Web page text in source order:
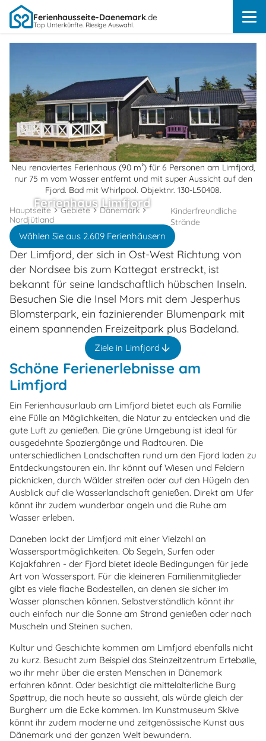
Ferienhausseite-Daenemark.de
Top Unterkünfte. Riesige Auswahl.
Neu renoviertes Ferienhaus (90 m²) für 6 Personen am Limfjord,
nur 75 m vom Wasser entfernt und mit super Aussicht auf den
Fjord. Bad mit Whirlpool. Objektnr. 130-L50408.
Ferienhaus Limfjord
Wählen Sie aus 2.609 Ferienhäusern
Hauptseite Gebiete
Dänemark
Nordjütland
Kinderfreundliche
Strände
Der Limfjord, der sich in Ost-West Richtung von
der Nordsee bis zum Kattegat erstreckt, ist
bekannt für seine landschaftlich hübschen Inseln.
Besuchen Sie die Insel Mors mit dem Jesperhus
Blomsterpark, ein fazinierender Blumenpark mit
einem spannenden Freizeitpark plus Badeland.
Ziele in Limfjord
Schöne Ferienerlebnisse am
Limfjord
Ein Ferienhausurlaub am Limfjord bietet euch als Familie
eine Fülle an Möglichkeiten, die Natur zu entdecken und die
gute Luft zu genießen. Die grüne Umgebung ist ideal für
ausgedehnte Spaziergänge und Radtouren. Die
unterschiedlichen Landschaften rund um den Fjord laden zu
Entdeckungstouren ein. Ihr könnt auf Wiesen und Feldern
picknicken, durch Wälder streifen oder auf den Hügeln den
Ausblick auf die Wasserlandschaft genießen. Direkt am Ufer
könnt ihr zudem wunderbar angeln und die Ruhe am
Wasser erleben.
Daneben lockt der Limfjord mit einer Vielzahl an
Wassersportmöglichkeiten. Ob Segeln, Surfen oder
Kajakfahren - der Fjord bietet ideale Bedingungen für jede
Art von Wassersport. Für die kleineren Familienmitglieder
gibt es viele flache Badestellen, an denen sie sicher im
Wasser planschen können. Selbstverständlich könnt ihr
auch einfach nur die Sonne am Strand genießen oder nach
Muscheln und Steinen suchen.
Kultur und Geschichte kommen am Limfjord ebenfalls nicht
zu kurz. Besucht zum Beispiel das Steinzeitzentrum Ertebølle,
wo ihr mehr über die ersten Menschen in Dänemark
erfahren könnt. Oder besichtigt die mittelalterliche Burg
Spøttrup, die noch heute so aussieht, als würde gleich der
Burgherr um die Ecke kommen. Im Kunstmuseum Skive
könnt ihr zudem moderne und zeitgenössische Kunst aus
Dänemark und der ganzen Welt bewundern.